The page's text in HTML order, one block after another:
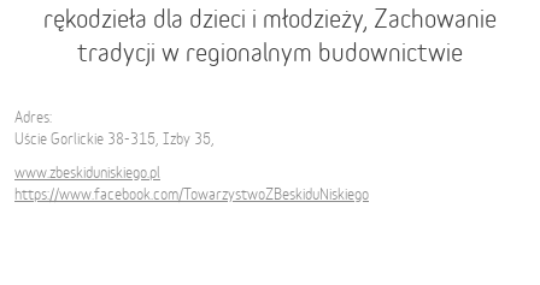
rękodzieła dla dzieci i młodzieży, Zachowanie
tradycji w regionalnym budownictwie
Adres:
Uście Gorlickie 38-315, Izby 35,
www.zbeskiduniskiego.pl
https://www.facebook.com/TowarzystwoZBeskiduNiskiego